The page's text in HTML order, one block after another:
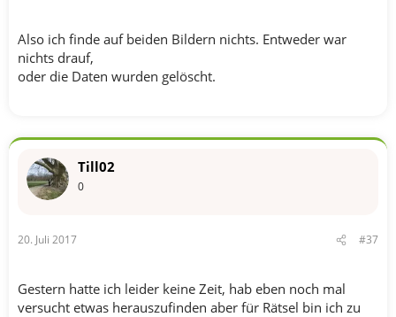
Also ich finde auf beiden Bildern nichts. Entweder war
nichts drauf,
oder die Daten wurden gelöscht.
Till02
0
20. Juli 2017 #37
Gestern hatte ich leider keine Zeit, hab eben noch mal
versucht etwas herauszufinden aber für Rätsel bin ich zu